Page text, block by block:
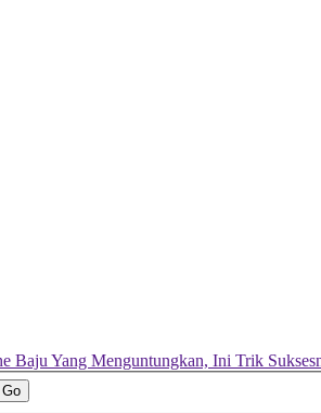
Baju Yang Menguntungkan, Ini Trik